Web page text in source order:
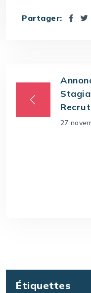
Partager:
27
Étiquettes